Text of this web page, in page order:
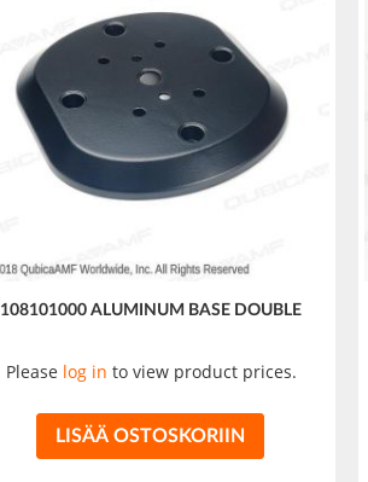
108101000 ALUMINUM BASE DOUBLE
Please log in to view product prices.
LISÄÄ OSTOSKORIIN